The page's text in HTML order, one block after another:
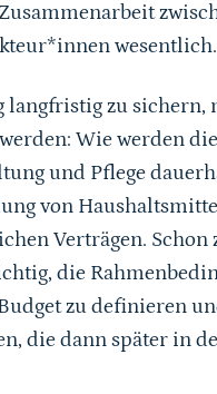
wesentlich.
zu sichern,
Wie werden
und Pflege
von
Verträgen. Schon
die
zu definieren
die dann später in